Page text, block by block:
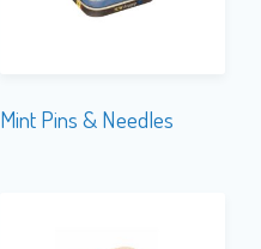
Mint Pins & Needles